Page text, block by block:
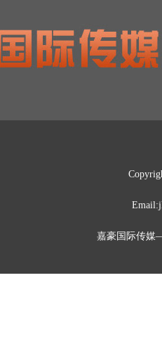
嘉豪国际传媒